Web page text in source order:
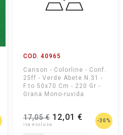
COD. 40965
Canson - Colorline - Conf.
25ff - Verde Abete N.31 -
F.to 50x70 Cm - 220 Gr -
Grana Mono-ruvida
17,05 € 12,01 € -30%